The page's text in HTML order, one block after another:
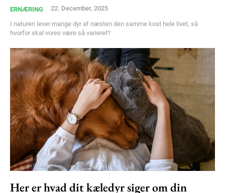
Gratis / forever
Etiam est nibh, lobortis sit
Praesent euismod ac
Ut mollis pellentesque tortor
Nullam eu erat condimentum
Donec quis est ac felis
Orci varius natoque dolor
ERNÆRING 22. December, 2025
I naturen lever mange dyr af næsten den samme kost hele livet, så
hvorfor skal vores være så varieret?
Her er hvad dit kæledyr siger om din